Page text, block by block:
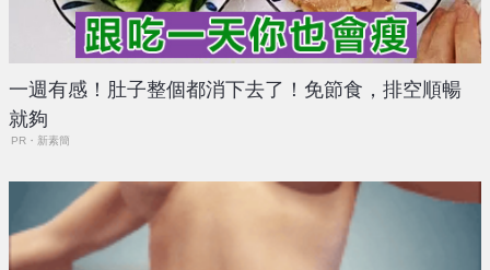
一週有感！肚子整個都消下去了！免節食，排空順暢
就夠
PR・新素簡